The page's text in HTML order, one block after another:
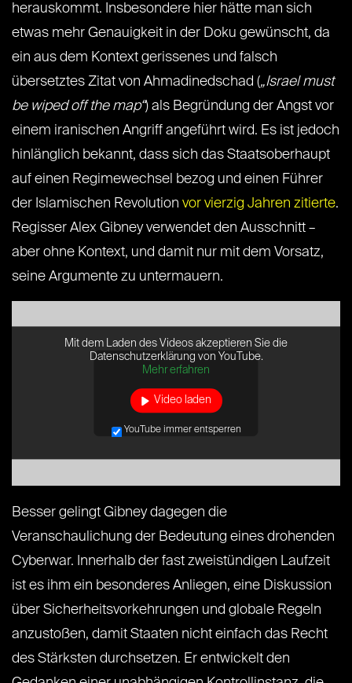
herauskommt. Insbesondere hier hätte man sich
etwas mehr Genauigkeit in der Doku gewünscht, da
ein aus dem Kontext gerissenes und falsch
übersetztes Zitat von Ahmadinedschad („Israel must
be wiped off the map“) als Begründung der Angst vor
einem iranischen Angriff angeführt wird. Es ist jedoch
hinlänglich bekannt, dass sich das Staatsoberhaupt
auf einen Regimewechsel bezog und einen Führer
der Islamischen Revolution vor vierzig Jahren zitierte.
Regisser Alex Gibney verwendet den Ausschnitt –
aber ohne Kontext, und damit nur mit dem Vorsatz,
seine Argumente zu untermauern.
Mit dem Laden des Videos akzeptieren Sie die
Datenschutzerklärung von YouTube.
Mehr erfahren
Video laden
YouTube immer entsperren
Besser gelingt Gibney dagegen die
Veranschaulichung der Bedeutung eines drohenden
Cyberwar. Innerhalb der fast zweistündigen Laufzeit
ist es ihm ein besonderes Anliegen, eine Diskussion
über Sicherheitsvorkehrungen und globale Regeln
anzustoßen, damit Staaten nicht einfach das Recht
des Stärksten durchsetzen. Er entwickelt den